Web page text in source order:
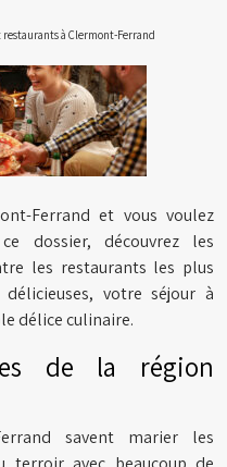
à Clermont-Ferrand
Ferrand et vous voulez
dossier, découvrez les
les restaurants les plus
votre séjour à
délice culinaire.
de la région
savent marier les